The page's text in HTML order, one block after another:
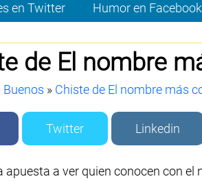
en Twitter Humor en Facebook
de El nombre
Buenos » Chiste de El nombre más
Twitter Linkedin
a ver quien conocen con el